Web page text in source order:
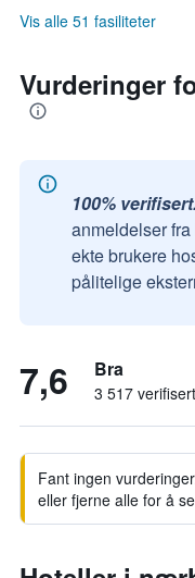
Vis alle 51 fasiliteter
Vurderinger
100% verifisert.
anmeldelser
ekte brukere
pålitelige
7,6 Bra
3 517
Fant ingen
eller fjerne alle for å